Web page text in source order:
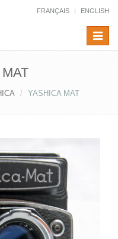
FRANÇAIS ENGLISH
Toggle
YASHICA MAT